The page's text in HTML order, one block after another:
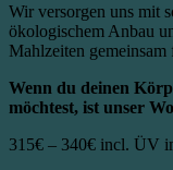
Wir versorgen uns mit
ökologischem Anbau
Mahlzeiten gemeinsam
Wenn du deinen
möchtest, ist unser
315€ – 340€ incl. ÜV